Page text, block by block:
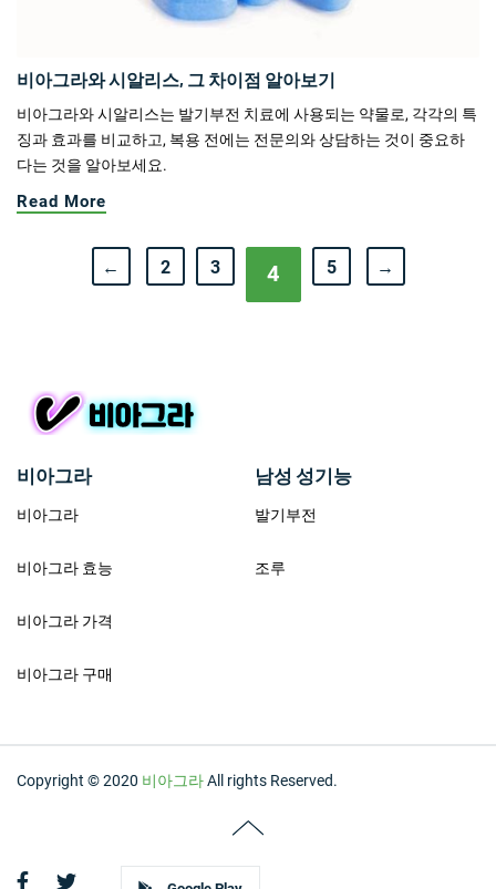
비아그라와 시알리스, 그 차이점 알아보기
비아그라와 시알리스는 발기부전 치료에 사용되는 약물로, 각각의 특
징과 효과를 비교하고, 복용 전에는 전문의와 상담하는 것이 중요하
다는 것을 알아보세요.
Read More
← 2 3 4 5 →
비아그라
비아그라
비아그라 효능
비아그라 가격
비아그라 구매
남성 성기능
발기부전
조루
Copyright © 2020 비아그라All rights Reserved.